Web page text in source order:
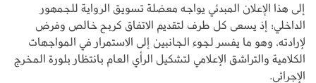
إلى هذا الإعلان المبدئي يواجه معضلة تسويق الرواية للجمهور
الداخلي؛ إذ يسعى كل طرف لتقديم الاتفاق كربح خالص وفرض
لإرادته، وهو ما يفسر لجوء الجانبين إلى الاستمرار في المواجهات
الكلامية والتراشق الإعلامي لتشكيل الرأي العام بانتظار بلورة المخرج
الإجرائي.